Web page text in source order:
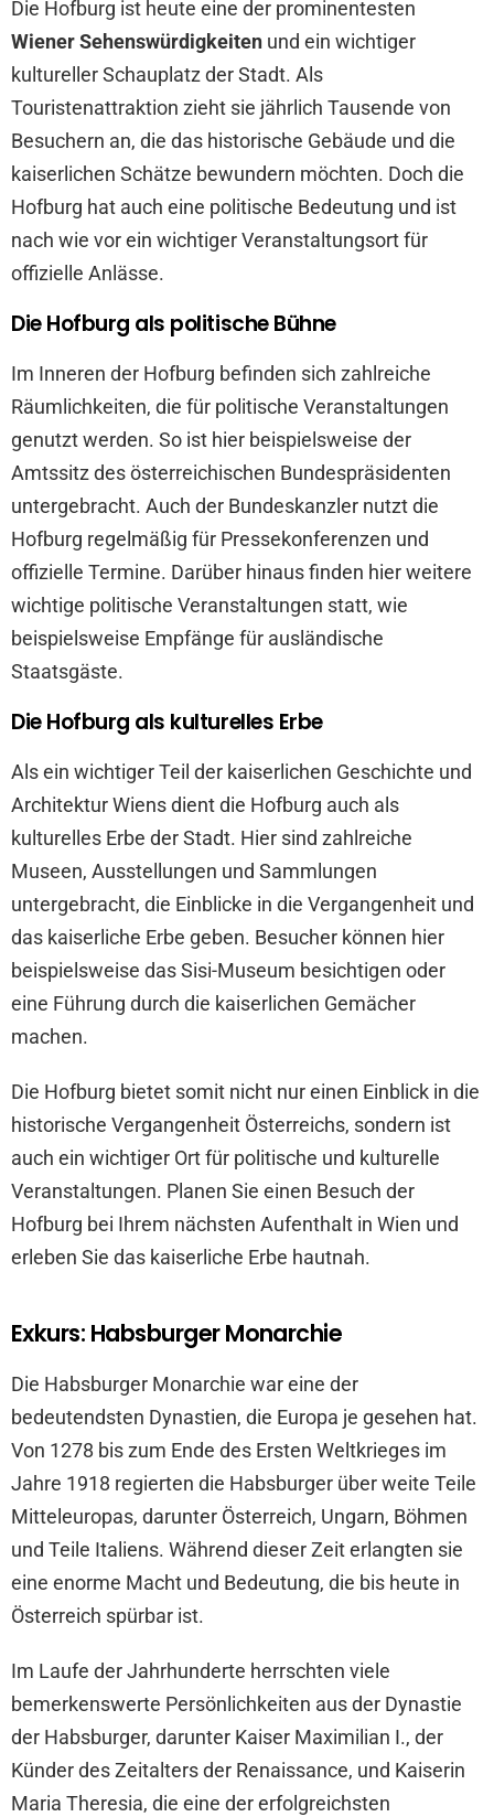
Die Hofburg ist heute eine der prominentesten
Wiener Sehenswürdigkeiten und ein wichtiger
kultureller Schauplatz der Stadt. Als
Touristenattraktion zieht sie jährlich Tausende von
Besuchern an, die das historische Gebäude und die
kaiserlichen Schätze bewundern möchten. Doch die
Hofburg hat auch eine politische Bedeutung und ist
nach wie vor ein wichtiger Veranstaltungsort für
offizielle Anlässe.
Die Hofburg als politische Bühne
Im Inneren der Hofburg befinden sich zahlreiche
Räumlichkeiten, die für politische Veranstaltungen
genutzt werden. So ist hier beispielsweise der
Amtssitz des österreichischen Bundespräsidenten
untergebracht. Auch der Bundeskanzler nutzt die
Hofburg regelmäßig für Pressekonferenzen und
offizielle Termine. Darüber hinaus finden hier weitere
wichtige politische Veranstaltungen statt, wie
beispielsweise Empfänge für ausländische
Staatsgäste.
Die Hofburg als kulturelles Erbe
Als ein wichtiger Teil der kaiserlichen Geschichte und
Architektur Wiens dient die Hofburg auch als
kulturelles Erbe der Stadt. Hier sind zahlreiche
Museen, Ausstellungen und Sammlungen
untergebracht, die Einblicke in die Vergangenheit und
das kaiserliche Erbe geben. Besucher können hier
beispielsweise das Sisi-Museum besichtigen oder
eine Führung durch die kaiserlichen Gemächer
machen.
Die Hofburg bietet somit nicht nur einen Einblick in die
historische Vergangenheit Österreichs, sondern ist
auch ein wichtiger Ort für politische und kulturelle
Veranstaltungen. Planen Sie einen Besuch der
Hofburg bei Ihrem nächsten Aufenthalt in Wien und
erleben Sie das kaiserliche Erbe hautnah.
Exkurs: Habsburger Monarchie
Die Habsburger Monarchie war eine der
bedeutendsten Dynastien, die Europa je gesehen hat.
Von 1278 bis zum Ende des Ersten Weltkrieges im
Jahre 1918 regierten die Habsburger über weite Teile
Mitteleuropas, darunter Österreich, Ungarn, Böhmen
und Teile Italiens. Während dieser Zeit erlangten sie
eine enorme Macht und Bedeutung, die bis heute in
Österreich spürbar ist.
Im Laufe der Jahrhunderte herrschten viele
bemerkenswerte Persönlichkeiten aus der Dynastie
der Habsburger, darunter Kaiser Maximilian I., der
Künder des Zeitalters der Renaissance, und Kaiserin
Maria Theresia, die eine der erfolgreichsten